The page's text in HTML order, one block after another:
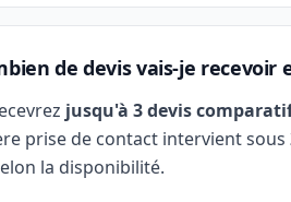
de devis vais-je recevoir
jusqu'à 3 devis
prise de contact intervient sous
la disponibilité.